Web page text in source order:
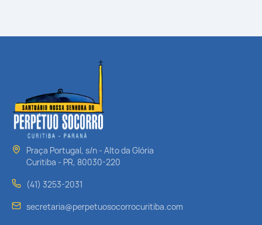
Praça Portugal, s/n - Alto da Glória
Curitiba - PR, 80030-220
(41) 3253-2031
secretaria@perpetuosocorrocuritiba.com